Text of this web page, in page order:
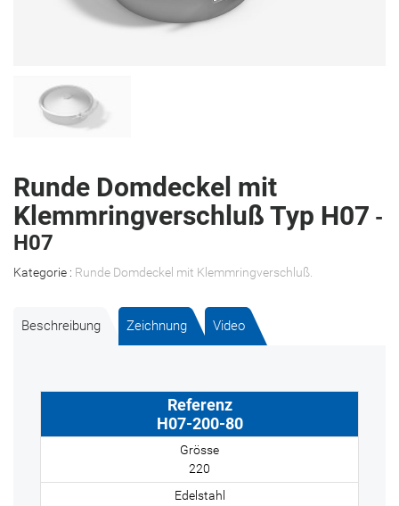
Runde Domdeckel mit
Klemmringverschluß Typ H07 -
H07
Kategorie : Runde Domdeckel mit Klemmringverschluß
Beschreibung Zeichnung Video
H07-200-80
220